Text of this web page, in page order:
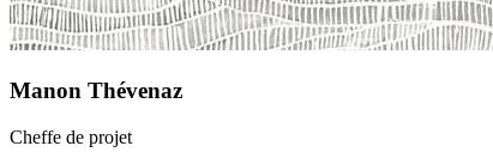
Manon Thévenaz
Cheffe de projet